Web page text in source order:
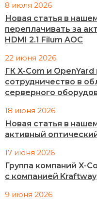
8 июля 2026
Новая статья в
переплачивать за
HDMI 2.1 Filum AOC
22 июня 2026
ГК X-Com и
сотрудничество в
серверного
18 июня 2026
Новая статья в
активный
17 июня 2026
Группа компаний X-
с компанией Kraftway
9 июня 2026